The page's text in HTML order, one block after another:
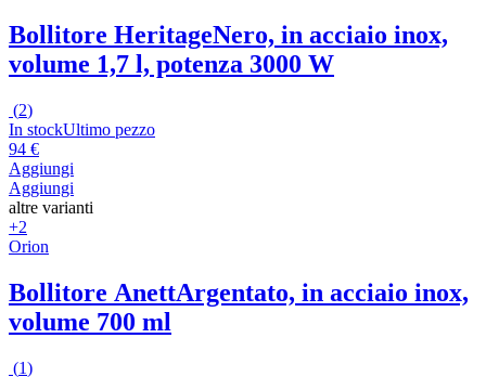
Bollitore HeritageNero, in acciaio inox,
volume 1,7 l, potenza 3000 W
(2)
In stockUltimo pezzo
94 €
Aggiungi
Aggiungi
altre varianti
+2
Orion
Bollitore AnettArgentato, in acciaio inox,
volume 700 ml
(1)